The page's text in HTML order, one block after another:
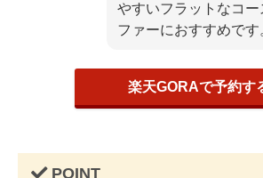
やすいフラットなコ
ファーにおすすめです
楽天GORAで予約す